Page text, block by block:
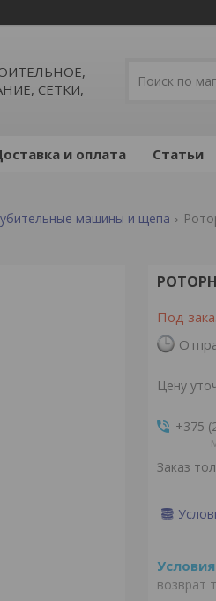
СЕТКИ,
и оплата Статьи
машины и щепа
Под
Цену
+375
Заказ
возврат